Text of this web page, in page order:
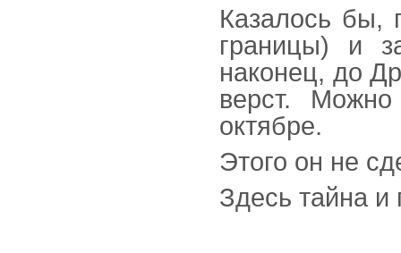
Казалось бы,
границы) и
наконец, до
верст.
октябре.
Этого он не
Здесь тайна и